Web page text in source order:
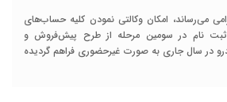
می‌رساند، امکان وکالتی نمودن کلیه حساب‌های
ثبت نام در سومین مرحله از طرح پیش‌فروش و
در سال جاری به صورت غیرحضوری فراهم گردیده